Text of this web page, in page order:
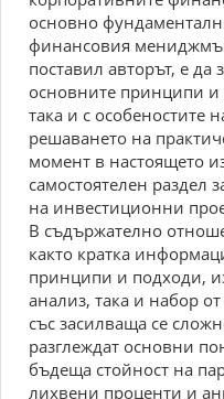
основно
финансовия
поставил авторът, е да
основните принципи и
така и с особеностите
решаването на
момент в настоящето
самостоятелен раздел
на инвестиционни
В съдържателно
както кратка
принципи и подходи,
анализ, така и набор
със засилваща се
разглеждат основни
бъдеща стойност на
лихвени проценти и